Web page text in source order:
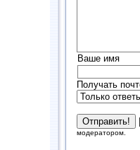
Ваше имя
Получать
модератором.